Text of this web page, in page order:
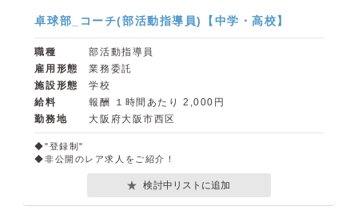
卓球部_コーチ(部活動指導員)【中学・高校】
職種
部活動指導員
雇用形態
業務委託
施設形態
学校
給料
報酬 １時間あたり 2,000円
勤務地
大阪府大阪市西区
◆"登録制"
◆非公開のレア求人をご紹介！
検討中リストに追加